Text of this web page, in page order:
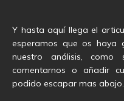
Y hasta aquí llega el
esperamos que os haya
nuestro análisis, como
comentarnos o añadir
podido escapar mas abajo.